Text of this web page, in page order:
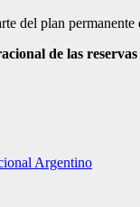
del plan
de las
Argentino